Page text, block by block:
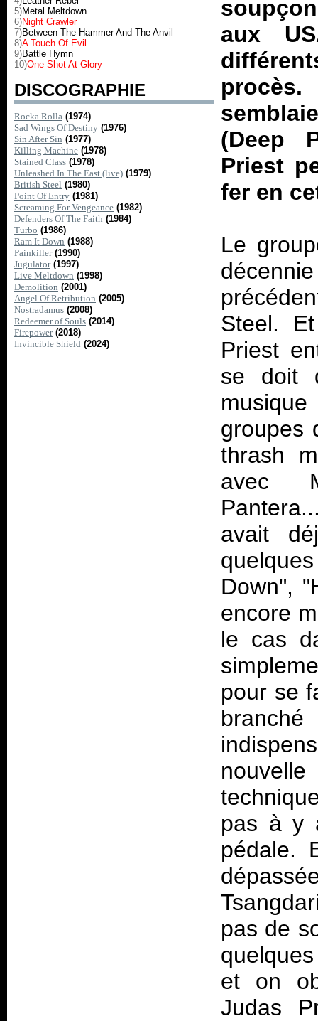
5)Metal Meltdown
6)Night Crawler
7)Between The Hammer And The Anvil
8)A Touch Of Evil
9)Battle Hymn
10)One Shot At Glory
DISCOGRAPHIE
Rocka Rolla (1974)
Sad Wings Of Destiny (1976)
Sin After Sin (1977)
Killing Machine (1978)
Stained Class (1978)
Unleashed In The East (live) (1979)
British Steel (1980)
Point Of Entry (1981)
Screaming For Vengeance (1982)
Defenders Of The Faith (1984)
Turbo (1986)
Ram It Down (1988)
Painkiller (1990)
Jugulator (1997)
Live Meltdown (1998)
Demolition (2001)
Angel Of Retribution (2005)
Nostradamus (2008)
Redeemer of Souls (2014)
Firepower (2018)
Invincible Shield (2024)
aux
(Deep
Priest
fer en
Le
Steel. Et
Priest
se doit
groupes
thrash
avec
avait
Down",
encore
le cas
pour se
pas à y
pédale.
pas de
et on
Judas